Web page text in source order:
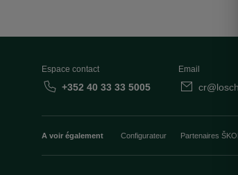
Espace contact
+352 40 33 33 5005
Email
A voir également Configurateur Partenaires